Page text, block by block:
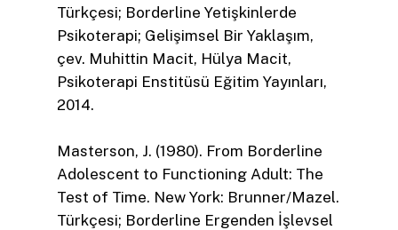
Türkçesi; Borderline Yetişkinlerde
Psikoterapi; Gelişimsel Bir Yaklaşım,
çev. Muhittin Macit, Hülya Macit,
Psikoterapi Enstitüsü Eğitim Yayınları,
2014.
Masterson, J. (1980). From Borderline
Adolescent to Functioning Adult: The
Test of Time. New York: Brunner/Mazel.
Türkçesi; Borderline Ergenden İşlevsel